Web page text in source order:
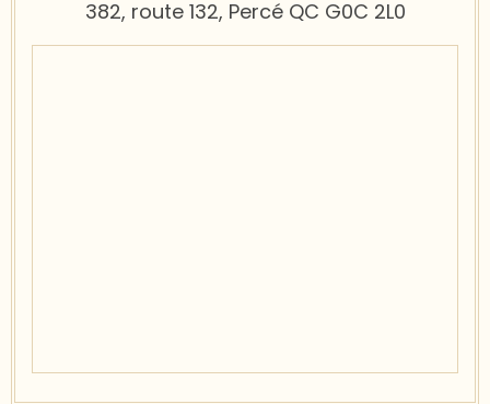
382, route 132, Percé QC G0C 2L0